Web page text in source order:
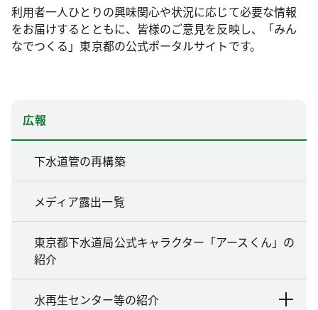
利用者一人ひとりの興味関心や状況に応じて必要な情報
をお届けするとともに、皆様のご意見を反映し、「みん
なでつくる」東京都の公式ポータルサイトです。
広報
下水道管の再構築
メディア露出一覧
東京都下水道局公式キャラクター「アースくん」の
紹介
水再生センター等の紹介